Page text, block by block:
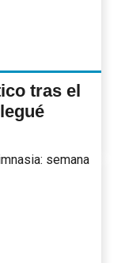
tras el